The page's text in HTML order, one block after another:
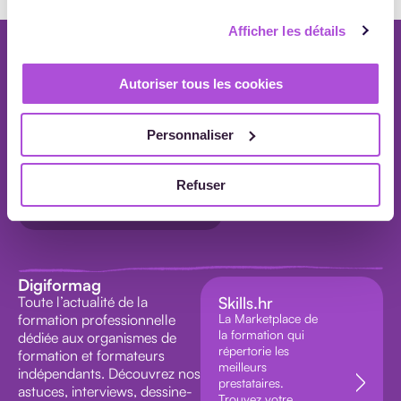
Afficher les détails
Autoriser tous les cookies
Personnaliser
Refuser
TOUS LES
ARTICLES
AGENDA
INTERVIEW
VIDEO
Newsletter
Chaque mois, recevez nos actualités de la formation professionnelle dans
S'inscrire à la newsletter
Digiformag
Toute l’actualité de la
formation professionnelle
dédiée aux organismes de
formation et formateurs
indépendants. Découvrez nos
astuces, interviews, dessine-
Skills.hr
La Marketplace de
la formation qui
répertorie les
meilleurs
prestataires.